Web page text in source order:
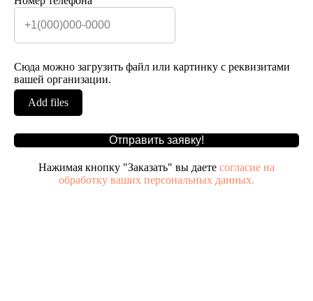
Сюда можно загрузить файл или картинку с реквизитами
вашей организации.
Add files
Отправить заявку!
Нажимая кнопку "Заказать" вы даете согласие на
обработку ваших персональных данных.